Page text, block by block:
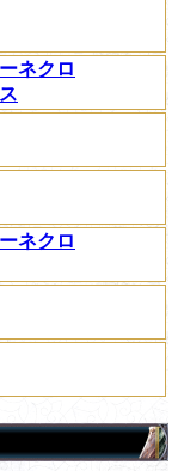
ネクロ
ネクロ